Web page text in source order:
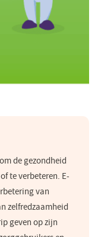
de gezondheid
te verbeteren. E-
van
zelfredzaamheid
geven op zijn